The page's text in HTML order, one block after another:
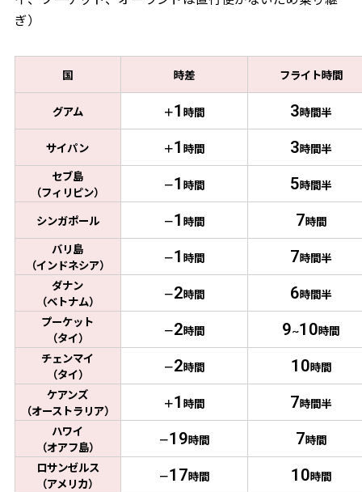
ぎ）
国 時差 フライト時間
グアム ＋1時間 3時間半
サイパン ＋1時間 3時間半
セブ島
（フィリピン）
－1時間 5時間半
シンガポール －1時間 7時間
バリ島
（インドネシア）
－1時間 7時間半
ダナン
（ベトナム）
－2時間 6時間半
プーケット
（タイ）
－2時間 9~1 0時間
チェンマイ
（タイ）
－2時間 1 0時間
ケアンズ
（オーストラリア）
＋1時間 7時間半
ハワイ
（オアフ島）
－1 9時間 7時間
ロサンゼルス
（アメリカ）
－1 7時間 1 0時間